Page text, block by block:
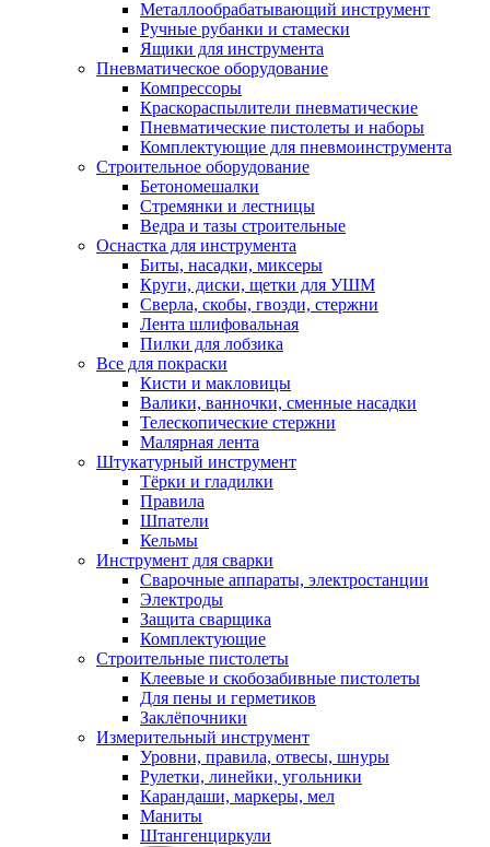
Металлообрабатывающий инструмент
Ручные рубанки и стамески
Ящики для инструмента
Пневматическое оборудование
Компрессоры
Краскораспылители пневматические
Пневматические пистолеты и наборы
Комплектующие для пневмоинструмента
Строительное оборудование
Бетономешалки
Стремянки и лестницы
Ведра и тазы строительные
Оснастка для инструмента
Биты, насадки, миксеры
Круги, диски, щетки для УШМ
Сверла, скобы, гвозди, стержни
Лента шлифовальная
Пилки для лобзика
Все для покраски
Кисти и макловицы
Валики, ванночки, сменные насадки
Телескопические стержни
Малярная лента
Штукатурный инструмент
Тёрки и гладилки
Правила
Шпатели
Кельмы
Инструмент для сварки
Сварочные аппараты, электростанции
Электроды
Защита сварщика
Комплектующие
Строительные пистолеты
Клеевые и скобозабивные пистолеты
Для пены и герметиков
Заклёпочники
Измерительный инструмент
Уровни, правила, отвесы, шнуры
Рулетки, линейки, угольники
Карандаши, маркеры, мел
Маниты
Штангенциркули